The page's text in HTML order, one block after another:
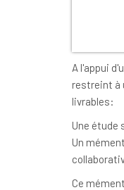
A l'appui
restreint à
livrables:
Une étude
Un
Ce